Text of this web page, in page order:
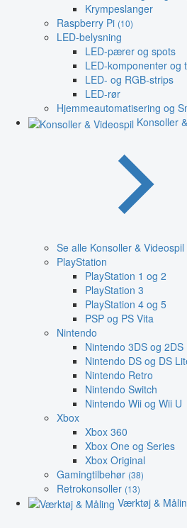
Krympeslanger
Raspberry Pi (10)
LED-belysning
LED-pærer og spots
LED-komponenter og
LED- og RGB-strips
LED-rør
Hjemmeautomatisering og
Konsoller
Se alle Konsoller & Videospil
PlayStation
PlayStation 1 og 2
PlayStation 3
PlayStation 4 og 5
PSP og PS Vita
Nintendo
Nintendo 3DS og 2DS
Nintendo DS og DS
Nintendo Retro
Nintendo Switch
Nintendo Wii og Wii U
Xbox
Xbox 360
Xbox One og Series
Xbox Original
Gamingtilbehør (38)
Retrokonsoller (13)
Værktøj &